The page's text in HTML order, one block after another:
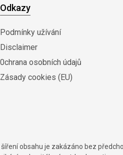
Odkazy
Podmínky užívání
Disclaimer
0chrana osobních údajů
Zásady cookies (EU)
obsahu je zakázáno bez